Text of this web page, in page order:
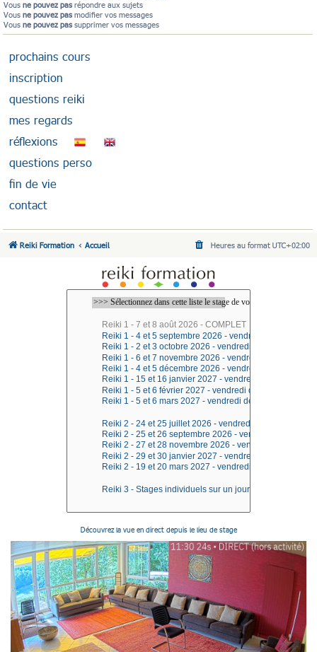
Vous ne pouvez pas répondre aux sujets
Vous ne pouvez pas modifier vos messages
Vous ne pouvez pas supprimer vos messages
prochains cours
inscription
questions reiki
mes regards
réflexions
questions perso
fin de vie
contact
Reiki Formation Accueil Heures au format UTC+02:00
Découvrez la vue en direct depuis le lieu de stage